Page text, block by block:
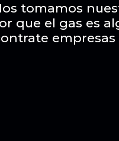
tomamos
que el gas es